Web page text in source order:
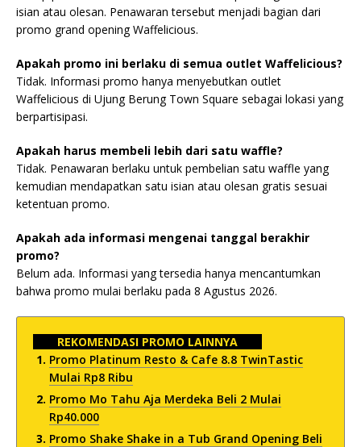
isian atau olesan. Penawaran tersebut menjadi bagian dari
promo grand opening Waffelicious.
Apakah promo ini berlaku di semua outlet Waffelicious?
Tidak. Informasi promo hanya menyebutkan outlet
Waffelicious di Ujung Berung Town Square sebagai lokasi yang
berpartisipasi.
Apakah harus membeli lebih dari satu waffle?
Tidak. Penawaran berlaku untuk pembelian satu waffle yang
kemudian mendapatkan satu isian atau olesan gratis sesuai
ketentuan promo.
Apakah ada informasi mengenai tanggal berakhir
promo?
Belum ada. Informasi yang tersedia hanya mencantumkan
bahwa promo mulai berlaku pada 8 Agustus 2026.
REKOMENDASI PROMO LAINNYA
Promo Platinum Resto & Cafe 8.8 TwinTastic
Mulai Rp8 Ribu
Promo Mo Tahu Aja Merdeka Beli 2 Mulai
Rp40.000
Promo Shake Shake in a Tub Grand Opening Beli